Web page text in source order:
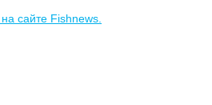
сайте Fishnews.